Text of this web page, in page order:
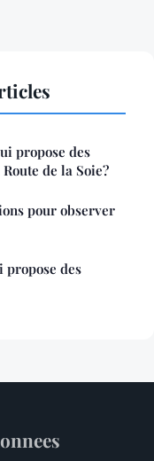
propose des
de la Soie?
pour observer
des